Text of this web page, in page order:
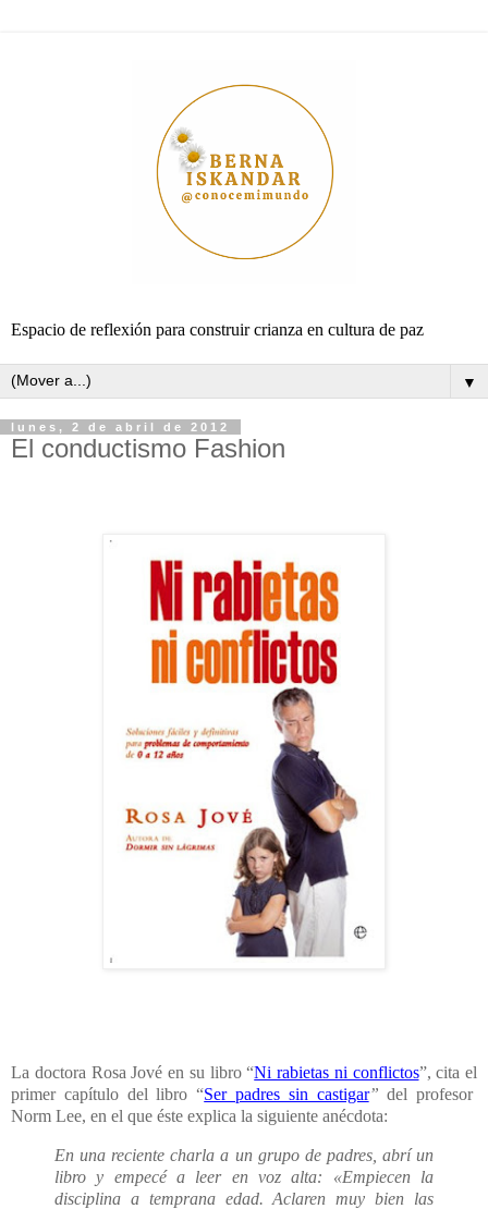
Espacio de reflexión para construir crianza en cultura de paz
▼
lunes, 2 de abril de 2012
El conductismo Fashion
La doctora Rosa Jové en su libro “Ni rabietas ni conflictos”, cita el
primer capítulo del libro “Serpadres sin castigar” del profesor
Norm Lee, en el que éste explica la siguiente anécdota:
En una reciente charla a un grupo de padres, abríun
libro y empecéa leer en voz alta: «Empiecen la
disciplina a temprana edad. Aclaren muy bien las